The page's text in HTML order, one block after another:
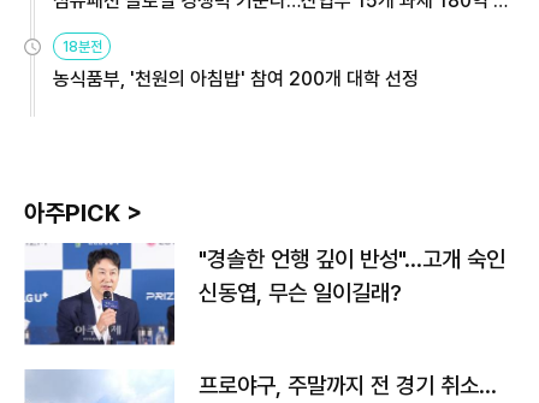
원
18분전
농식품부, '천원의 아침밥' 참여 200개 대학 선정
아주PICK >
"경솔한 언행 깊이 반성"…고개 숙인
신동엽, 무슨 일이길래?
프로야구, 주말까지 전 경기 취소…